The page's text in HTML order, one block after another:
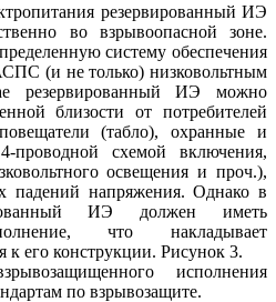
резервированный ИЭ
во взрывоопасной зоне.
систему обеспечения
(и не только) низковольтным
резервированный ИЭ можно
близости от потребителей
(табло), охранные и
проводной схемой включения,
освещения и проч.),
падений напряжения. Однако в
ИЭ должен иметь
что накладывает
к его конструкции. Рисунок 3.
исполнения
по взрывозащите.